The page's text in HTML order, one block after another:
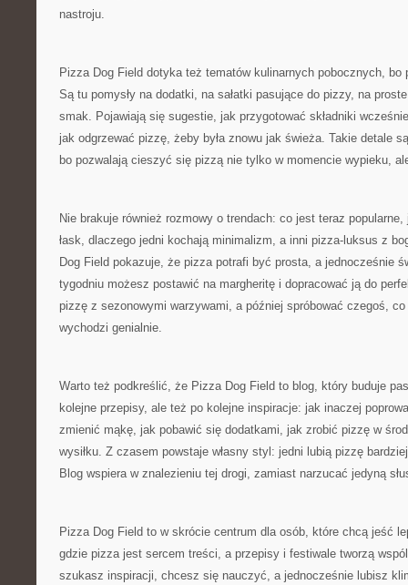
nastroju.
Pizza Dog Field dotyka też tematów kulinarnych pobocznych,
Są tu pomysły na dodatki, na sałatki pasujące do pizzy, na
smak. Pojawiają się sugestie, jak przygotować składniki
jak odgrzewać pizzę, żeby była znowu jak świeża. Takie detale
bo pozwalają cieszyć się pizzą nie tylko w momencie wypieku,
Nie brakuje również rozmowy o trendach: co jest teraz
łask, dlaczego jedni kochają minimalizm, a inni pizza-luksus z
Dog Field pokazuje, że pizza potrafi być prosta, a jednocześnie
tygodniu możesz postawić na margheritę i dopracować ją do
pizzę z sezonowymi warzywami, a później spróbować czegoś,
wychodzi genialnie.
Warto też podkreślić, że Pizza Dog Field to blog, który buduje
kolejne przepisy, ale też po kolejne inspiracje: jak inaczej
zmienić mąkę, jak pobawić się dodatkami, jak zrobić pizzę w
wysiłku. Z czasem powstaje własny styl: jedni lubią pizzę
Blog wspiera w znalezieniu tej drogi, zamiast narzucać jedyną
Pizza Dog Field to w skrócie centrum dla osób, które chcą jeść
gdzie pizza jest sercem treści, a przepisy i festiwale tworzą
szukasz inspiracji, chcesz się nauczyć, a jednocześnie lubisz